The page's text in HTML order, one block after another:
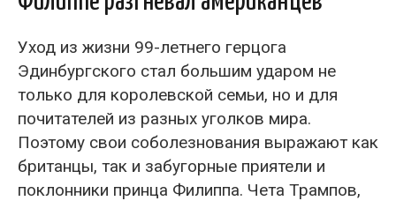
Уход из жизни 99-летнего герцога
Эдинбургского стал большим ударом не
только для королевской семьи, но и для
почитателей из разных уголков мира.
Поэтому свои соболезнования выражают как
британцы, так и забугорные приятели и
поклонники принца Филиппа. Чета Трампов,